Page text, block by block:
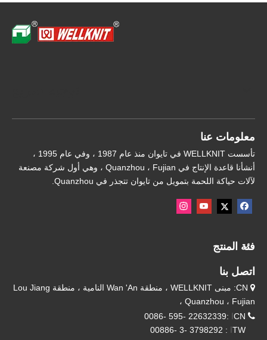
معلومات عنا
تأسست WELLKNIT في تايوان منذ عام 1987 ، وفي عام 1995 ،
أنشأنا قاعدة الإنتاج في Quanzhou ، Fujian ، وهي أول شركة مصنعة
لآلات حياكة اللحمة بتمويل من تايوان تتجذر في Quanzhou.
فئة المنتج
اتصل بنا

CN: مبنى WELLKNIT ، منطقة Wan 'An النامية ، منطقة Lou Jiang
، Quanzhou ، Fujian

CN
:22632339 -595 -0086
: 3798292 -3 -00886